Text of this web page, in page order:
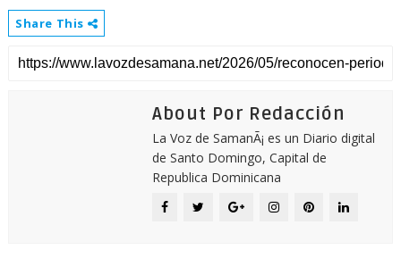
Share This
About Por Redacción
La Voz de SamanÃ¡ es un Diario digital
de Santo Domingo, Capital de
Republica Dominicana